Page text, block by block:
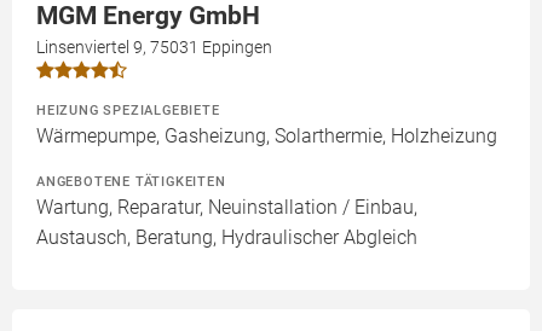
MGM Energy GmbH
Linsenviertel 9, 75031 Eppingen
HEIZUNG SPEZIALGEBIETE
Wärmepumpe, Gasheizung, Solarthermie, Holzheizung
ANGEBOTENE TÄTIGKEITEN
Wartung, Reparatur, Neuinstallation / Einbau,
Austausch, Beratung, Hydraulischer Abgleich